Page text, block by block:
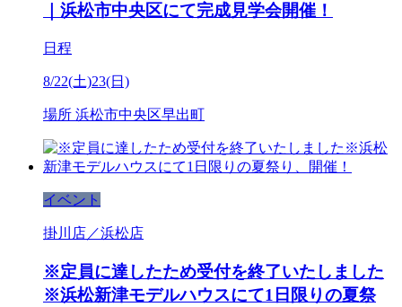
｜浜松市中央区にて完成見学会開催！
日程
8/22(土)23(日)
場所 浜松市中央区早出町
イベント
掛川店／浜松店
※定員に達したため受付を終了いたしました
※浜松新津モデルハウスにて1日限りの夏祭